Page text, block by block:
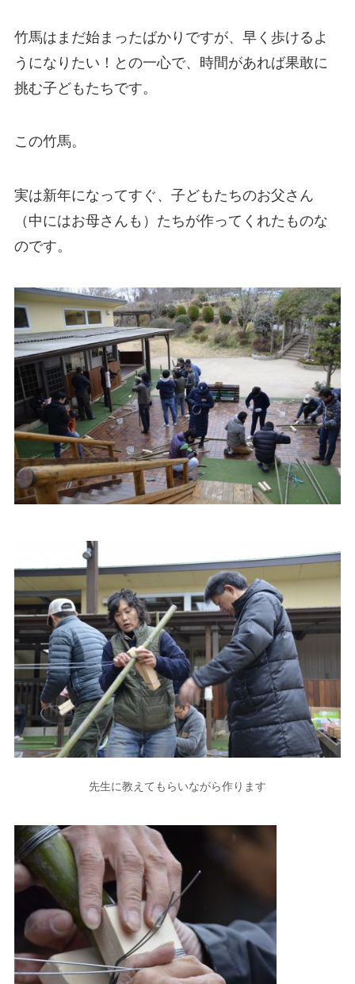
竹馬はまだ始まったばかりですが、早く歩けるよ
うになりたい！との一心で、時間があれば果敢に
挑む子どもたちです。
この竹馬。
実は新年になってすぐ、子どもたちのお父さん
（中にはお母さんも）たちが作ってくれたものな
のです。
先生に教えてもらいながら作ります